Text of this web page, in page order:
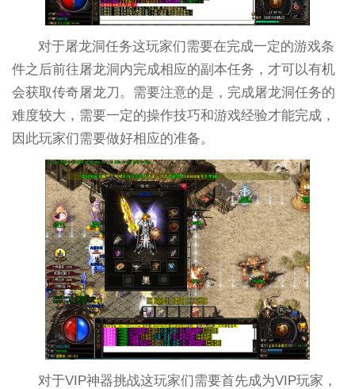
对于屠龙洞任务这玩家们需要在完成一定的游戏条
件之后前往屠龙洞内完成相应的副本任务，才可以有机
会获取传奇屠龙刀。需要注意的是，完成屠龙洞任务的
难度较大，需要一定的操作技巧和游戏经验才能完成，
因此玩家们需要做好相应的准备。
对于VIP神器挑战这玩家们需要首先成为VIP玩家，